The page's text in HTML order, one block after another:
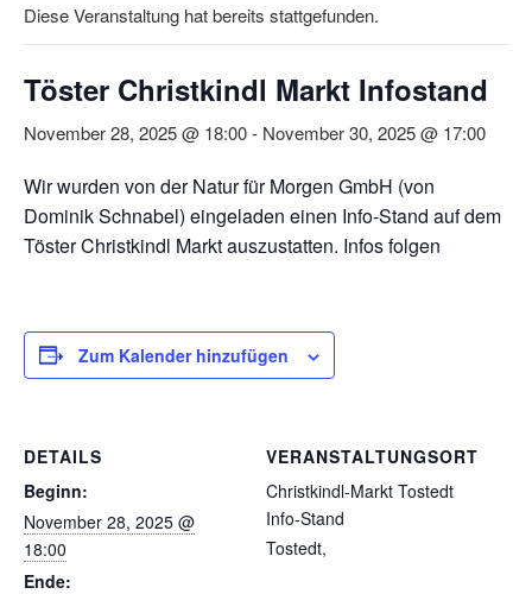
Diese Veranstaltung hat bereits stattgefunden.
Töster Christkindl Markt Infostand
November 28, 2025 @ 18:00- November 30, 2025 @ 17:00
Wir wurden von der Natur für Morgen GmbH (von
Dominik Schnabel) eingeladen einen Info-Stand auf dem
Töster Christkindl Markt auszustatten. Infos folgen
Zum Kalender hinzufügen
DETAILS
Beginn:
November 28, 2025 @
18:00
Ende:
VERANSTALTUNGSORT
Christkindl-Markt Tostedt
Info-Stand
Tostedt,